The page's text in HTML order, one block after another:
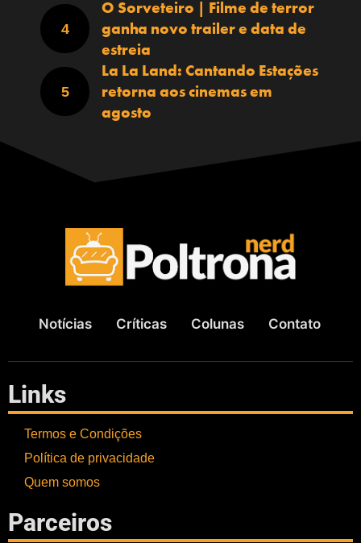
O Sorveteiro | Filme de terror
ganha novo trailer e data de
estreia
La La Land: Cantando Estações
retorna aos cinemas em
agosto
Notícias Críticas Colunas Contato
Links
Termos e Condições
Política de privacidade
Quem somos
Parceiros